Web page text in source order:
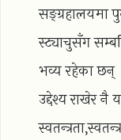
सङ्ग्रहालयमा
स्ट्याचुसँग
भव्य रहेका छन्
उद्देश्य राखेर नै